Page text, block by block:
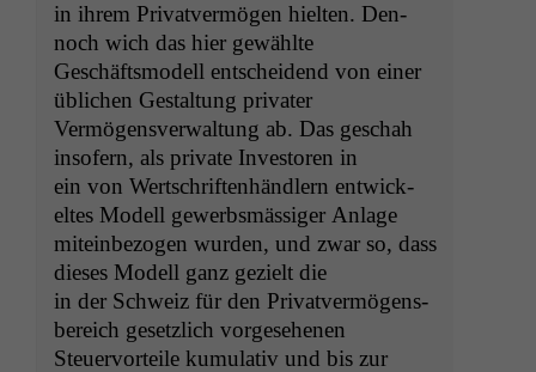
in ihrem Pri­vatver­mö­gen hiel­ten. Den­
noch wich das hier gewählte
Geschäftsmod­ell entschei­dend von ein­er
üblichen Gestal­tung privater
Ver­mö­gensver­wal­tung ab. Das geschah
insofern, als pri­vate Inve­storen in
ein von Wertschriften­händlern entwick­
eltes Mod­ell gewerb­smäs­siger Anlage
mitein­be­zo­gen wur­den, und zwar so, dass
dieses Mod­ell ganz gezielt die
in der Schweiz für den Pri­vatver­mö­gens­
bere­ich geset­zlich vorgesehenen
Steuer­vorteile kumu­la­tiv und bis zur
Website zu
verbessern,
zeichnen
wir
anonyme
statistische
Daten auf.
Funktionalität
Einige
Funktionen auf
dieser Website
sind optional.
Wenn Sie